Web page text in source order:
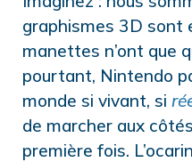
graphismes 3D sont
manettes n’ont que
pourtant, Nintendo
monde si vivant, si
de marcher aux
première fois.